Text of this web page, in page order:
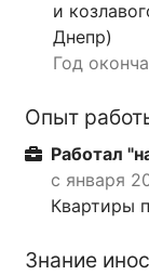
и
Днепр)
Год
Опыт
Работал
с января
Квартиры
Знание